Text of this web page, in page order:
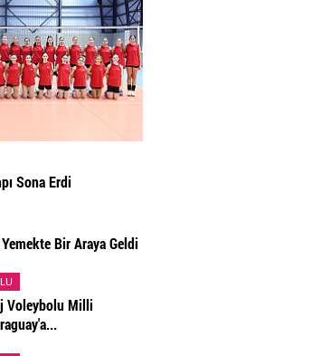
Sona Erdi
Bir Araya Geldi
Voleybolu Milli